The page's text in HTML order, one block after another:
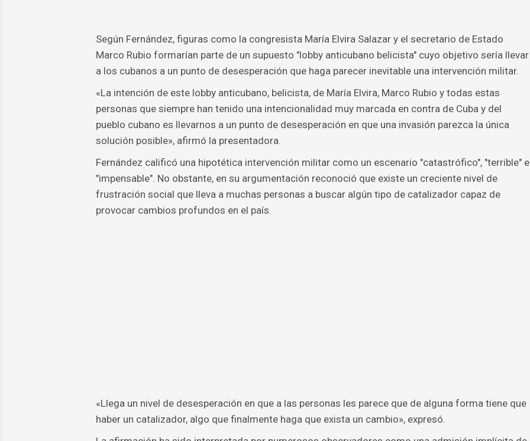
Según Fernández, figuras como la congresista María Elvira Salazar y el secretario de Estado
Marco Rubio formarían parte de un supuesto "lobby anticubano belicista" cuyo objetivo sería llevar
a los cubanos a un punto de desesperación que haga parecer inevitable una intervención militar.
«La intención de este lobby anticubano, belicista, de María Elvira, Marco Rubio y todas estas
personas que siempre han tenido una intencionalidad muy marcada en contra de Cuba y del
pueblo cubano es llevarnos a un punto de desesperación en que una invasión parezca la única
solución posible», afirmó la presentadora.
Fernández calificó una hipotética intervención militar como un escenario "catastrófico", "terrible" e
"impensable". No obstante, en su argumentación reconoció que existe un creciente nivel de
frustración social que lleva a muchas personas a buscar algún tipo de catalizador capaz de
provocar cambios profundos en el país.
«Llega un nivel de desesperación en que a las personas les parece que de alguna forma tiene que
haber un catalizador, algo que finalmente haga que exista un cambio», expresó.